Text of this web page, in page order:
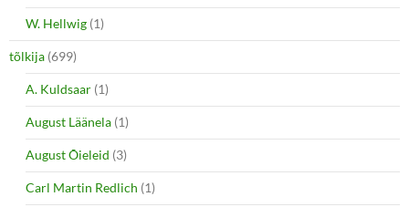
W. Hellwig (1)
tõlkija (699)
A. Kuldsaar (1)
August Läänela (1)
August Õieleid (3)
Carl Martin Redlich (1)